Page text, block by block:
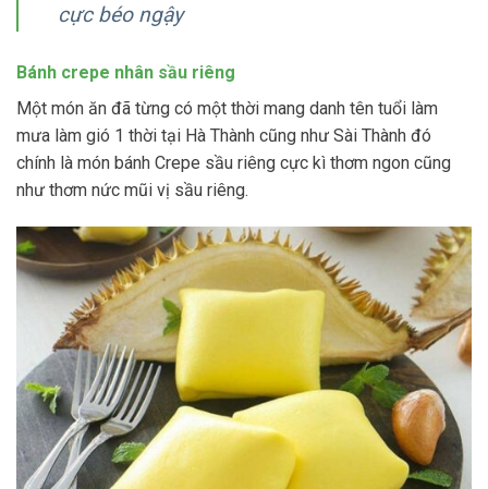
cực béo ngậy
Bánh crepe nhân sầu riêng
Một món ăn đã từng có một thời mang danh tên tuổi làm
mưa làm gió 1 thời tại Hà Thành cũng như Sài Thành đó
chính là món bánh Crepe sầu riêng cực kì thơm ngon cũng
như thơm nức mũi vị sầu riêng.